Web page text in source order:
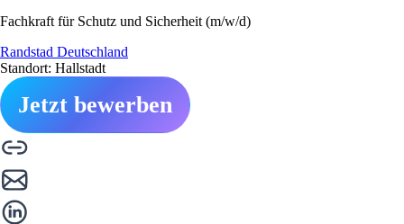
Fachkraft für Schutz und Sicherheit (m/w/d)
Randstad Deutschland
Standort: Hallstadt
Jetzt bewerben